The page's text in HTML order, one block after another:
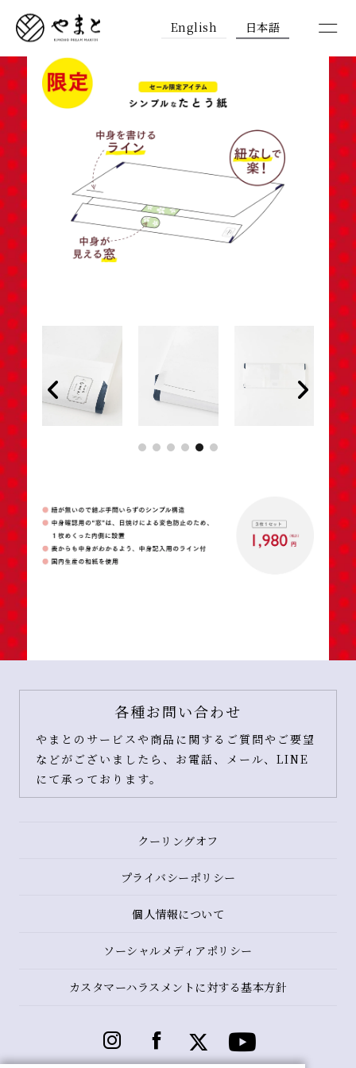
English 日本語
各種お問い合わせ
やまとのサービスや商品に関するご質問やご要望
などがございましたら、お電話、メール、LINE
にて承っております。
クーリングオフ
プライバシーポリシー
個人情報について
ソーシャルメディアポリシー
カスタマーハラスメントに対する基本方針